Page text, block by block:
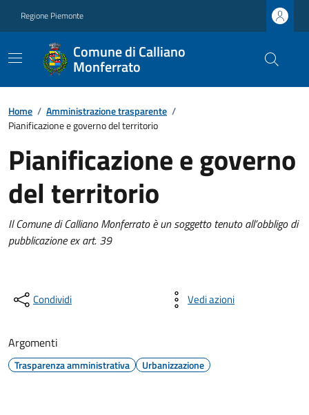
Regione Piemonte
Comune di Calliano
Monferrato
Home / Amministrazione trasparente /
Pianificazione e governo del territorio
Pianificazione e governo
del territorio
Il Comune di Calliano Monferrato è un soggetto tenuto all’obbligo di
pubblicazione ex art. 39
Condividi Vedi azioni
Argomenti
Trasparenza amministrativa Urbanizzazione